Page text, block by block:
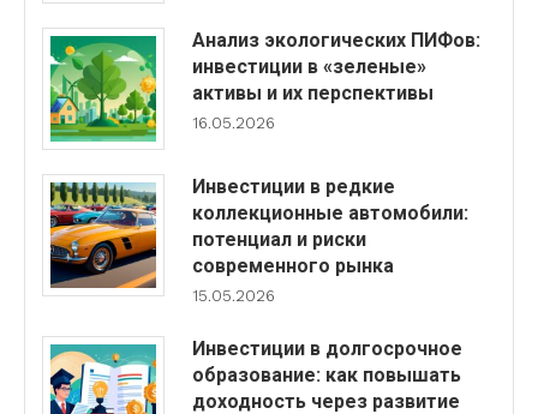
Анализ экологических ПИФов:
инвестиции в «зеленые»
активы и их перспективы
16.05.2026
Инвестиции в редкие
коллекционные автомобили:
потенциал и риски
современного рынка
15.05.2026
Инвестиции в долгосрочное
образование: как повышать
доходность через развитие